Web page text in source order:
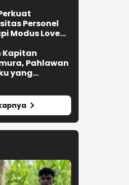
Personel
Modus Love
Kapitan
Pahlawan
yang